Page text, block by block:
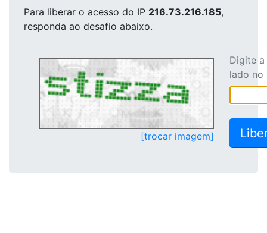
Para liberar o acesso do IP 216.73.216.185,
responda ao desafio abaixo.
[trocar imagem]
Digite
lado no